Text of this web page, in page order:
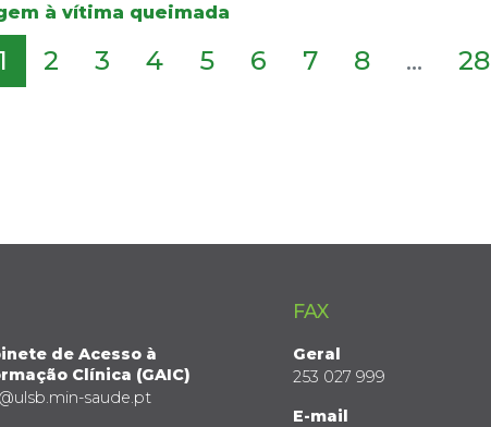
à vítima queimada
2 3 4 5 6 7 8 ... 28
de Acesso à
Clínica (GAIC)
saude.pt
FAX
Geral
253 027 999
E-mail